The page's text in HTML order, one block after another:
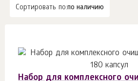
Сортировать по:по наличию
Набор для комплексного